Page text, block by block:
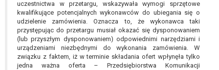
uczestnictwa w przetargu, wskazywała wymogi sprzętowe
kwalifikujące potencjalnych wykonawców do ubiegania się o
udzielenie zamówienia. Oznacza to, że wykonawca taki
przystępując do przetargu musiał okazać się dysponowaniem
(lub przyszłym dysponowaniem) odpowiednimi narzędziami i
urządzeniami niezbędnymi do wykonania zamówienia. W
związku z faktem, iż w terminie składania ofert wpłynęła tylko
jedna ważna oferta – Przedsiębiorstwa Komunikacji